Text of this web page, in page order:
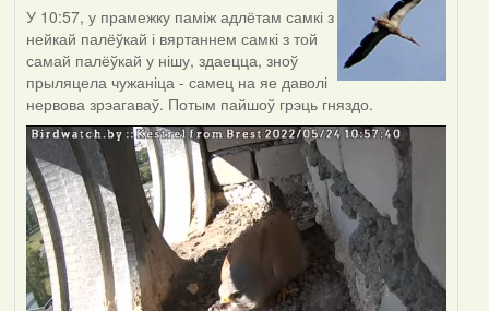
У 10:57, у прамежку паміж адлётам самкі з
нейкай палёўкай і вяртаннем самкі з той
самай палёўкай у нішу, здаецца, зноў
прыляцела чужаніца - самец на яе даволі
нервова зрэагаваў. Потым пайшоў грэць гняздо.